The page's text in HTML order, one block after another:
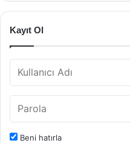
Kayıt Ol
Beni hatırla